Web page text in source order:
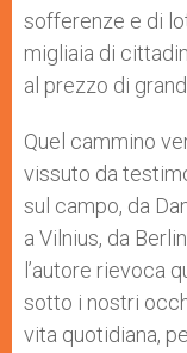
sofferenze e di
migliaia di
al prezzo di
Quel cammino
vissuto da
sul campo, da
a Vilnius, da
l’autore rievoca
sotto i nostri
vita quotidiana,